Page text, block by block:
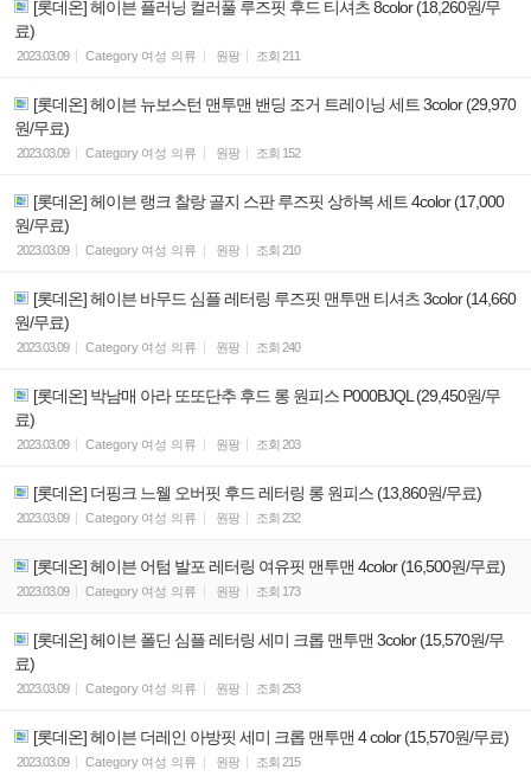
[롯데온] 헤이븐 플러닝 컬러풀 루즈핏 후드 티셔츠 8color (18,260원/무
료)
2023.03.09 Category 여성 의류 원팡 조회 211
[롯데온] 헤이븐 뉴보스턴 맨투맨 밴딩 조거 트레이닝 세트 3color (29,970
원/무료)
2023.03.09 Category 여성 의류 원팡 조회 152
[롯데온] 헤이븐 랭크 찰랑 골지 스판 루즈핏 상하복 세트 4color (17,000
원/무료)
2023.03.09 Category 여성 의류 원팡 조회 210
[롯데온] 헤이븐 바무드 심플 레터링 루즈핏 맨투맨 티셔츠 3color (14,660
원/무료)
2023.03.09 Category 여성 의류 원팡 조회 240
[롯데온] 박남매 아라 또또단추 후드 롱 원피스 P000BJQL (29,450원/무
료)
2023.03.09 Category 여성 의류 원팡 조회 203
[롯데온] 더핑크 느웰 오버핏 후드 레터링 롱 원피스 (13,860원/무료)
2023.03.09 Category 여성 의류 원팡 조회 232
[롯데온] 헤이븐 어텀 발포 레터링 여유핏 맨투맨 4color (16,500원/무료)
2023.03.09 Category 여성 의류 원팡 조회 173
[롯데온] 헤이븐 폴딘 심플 레터링 세미 크롭 맨투맨 3color (15,570원/무
료)
2023.03.09 Category 여성 의류 원팡 조회 253
[롯데온] 헤이븐 더레인 아방핏 세미 크롭 맨투맨 4 color (15,570원/무료)
2023.03.09 Category 여성 의류 원팡 조회 215